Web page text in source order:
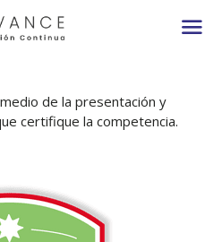
de la presentación y
certifique la competencia.